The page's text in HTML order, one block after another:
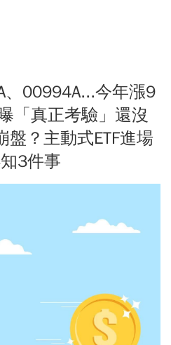
00994A...今年漲9
「真正考驗」還沒
盤？主動式ETF進場
3件事